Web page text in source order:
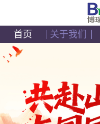
首页 关于我们